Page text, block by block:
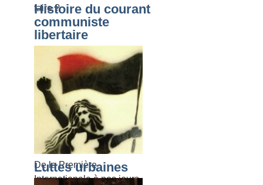
faire ?
Histoire du courant
communiste
libertaire
De la Première
Internationale à nos jours.
Luttes urbaines